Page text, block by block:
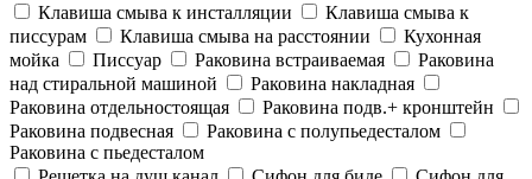
Клавиша смыва к инсталляции
Клавиша смыва к
писсурам
Клавиша смыва на расстоянии
Кухонная
мойка
Писсуар Раковина встраиваемая
Раковина
над стиральной машиной
Раковина накладная
Раковина отдельностоящая
Раковина подв.+ кронштейн
Раковина подвесная
Раковина с полупьедесталом
Раковина с пьедесталом